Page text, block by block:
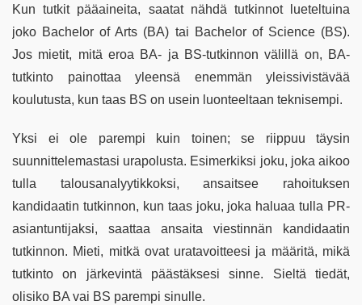
Kun tutkit pääaineita, saatat nähdä tutkinnot lueteltuina
joko Bachelor of Arts (BA) tai Bachelor of Science (BS).
Jos mietit, mitä eroa BA- ja BS-tutkinnon välillä on, BA-
tutkinto painottaa yleensä enemmän yleissivistävää
koulutusta, kun taas BS on usein luonteeltaan teknisempi.
Yksi ​​ei ole parempi kuin toinen; se riippuu täysin
suunnittelemastasi urapolusta. Esimerkiksi joku, joka aikoo
tulla talousanalyytikkoksi, ansaitsee rahoituksen
kandidaatin tutkinnon, kun taas joku, joka haluaa tulla PR-
asiantuntijaksi, saattaa ansaita viestinnän kandidaatin
tutkinnon. Mieti, mitkä ovat uratavoitteesi ja määritä, mikä
tutkinto on järkevintä päästäksesi sinne. Sieltä tiedät,
olisiko BA vai BS parempi sinulle.